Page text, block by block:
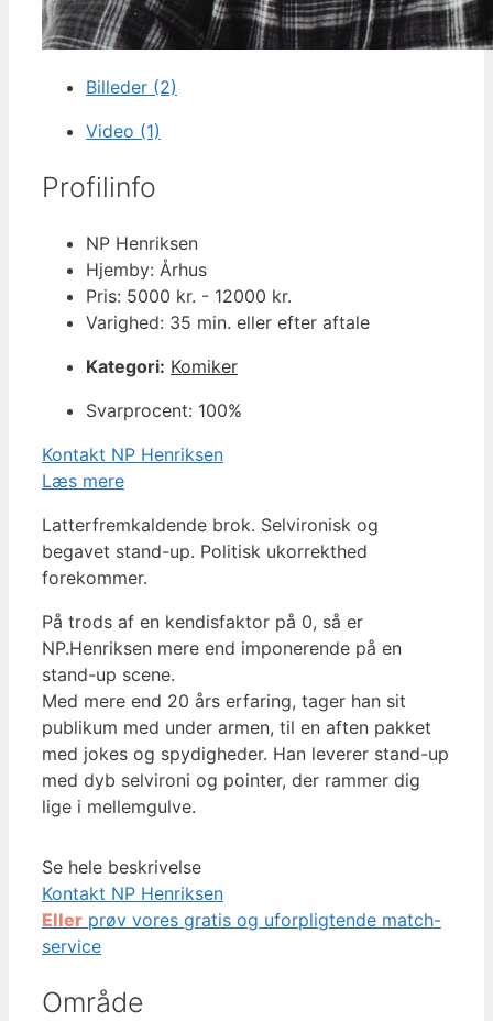
Billeder (2)
Video (1)
Profilinfo
NP Henriksen
Hjemby: Århus
Pris: 5000 kr. - 12000 kr.
Varighed: 35 min. eller efter aftale
Kategori: Komiker
Svarprocent: 100%
Kontakt NP Henriksen
Læs mere
Latterfremkaldende brok. Selvironisk og
begavet stand-up. Politisk ukorrekthed
forekommer.
På trods af en kendisfaktor på 0, så er
NP.Henriksen mere end imponerende på en
stand-up scene.
Med mere end 20 års erfaring, tager han sit
publikum med under armen, til en aften pakket
med jokes og spydigheder. Han leverer stand-up
med dyb selvironi og pointer, der rammer dig
lige i mellemgulve.
Se hele beskrivelse
Kontakt NP Henriksen
Eller prøv vores gratis og uforpligtende match-
service
Område